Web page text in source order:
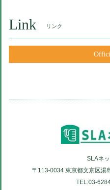
Link リンク
SLAネ
〒113-0034 東京都文京区湯
TEL:03-